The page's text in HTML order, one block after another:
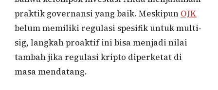
praktik governansi yang baik. Meskipun OJK
belum memiliki regulasi spesifik untuk multi-
sig, langkah proaktif ini bisa menjadi nilai
tambah jika regulasi kripto diperketat di
masa mendatang.